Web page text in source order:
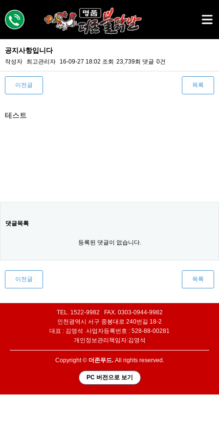
공지사항입니다
작성자 최고관리자 16-09-27 18:02 조회 23,739회 댓글 0건
이전글 목록
테스트
댓글목록
등록된 댓글이 없습니다.
이전글 목록
TEL. 1522-9982 FAX. 0303-0944-9982
인천광역시 서구 중봉대로 240번길 18-2
대표 : 김영석 사업자등록번호 : 528-88-00281
개인정보관리책임자:김영석
Copyright © 더존푸드.All rights reserved.
PC 버전으로 보기